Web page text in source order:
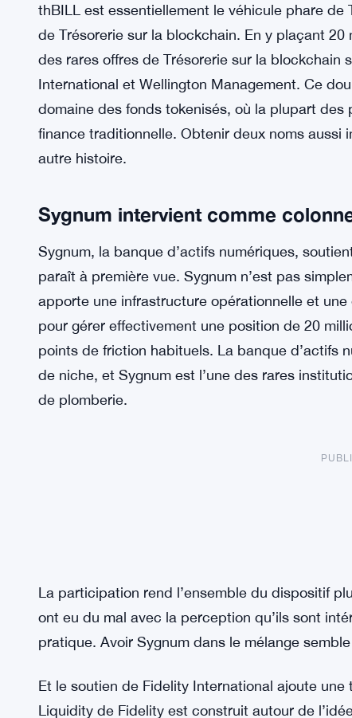
thBILL est essentiellement le véhicule phare
de Trésorerie sur la blockchain. En y plaçant
des rares offres de Trésorerie sur la blockchain
International et Wellington Management. Ce
domaine des fonds tokenisés, où la plupart
finance traditionnelle. Obtenir deux noms
autre histoire.
Sygnum intervient comme
Sygnum, la banque d’actifs numériques,
paraît à première vue. Sygnum n’est pas
apporte une infrastructure opérationnelle et
pour gérer effectivement une position de 20
points de friction habituels. La banque d’actifs
de niche, et Sygnum est l’une des rares
de plomberie.